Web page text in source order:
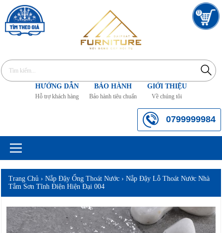
0
HƯỚNG DẪN
Hỗ trợ khách hàng
BẢO HÀNH
Bảo hành tiêu chuẩn
GIỚI THIỆU
Về chúng tôi
0799999984
Trang Chủ ›Nắp Đậy Ống Thoát Nước ›Nắp Đậy Lỗ Thoát Nước Nhà
Tắm Sơn Tĩnh Điện Hiện Đại 004